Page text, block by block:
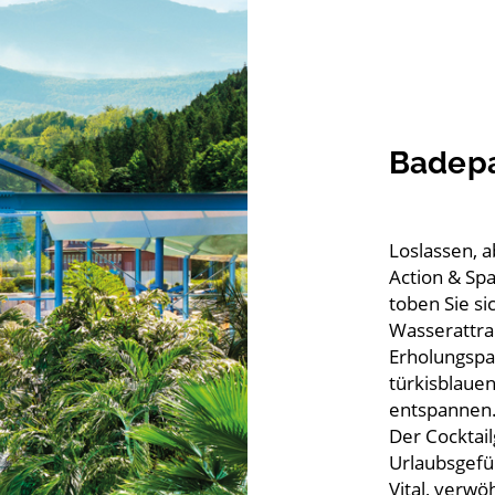
Loslassen,
Action &
toben Sie
Der
Vital,